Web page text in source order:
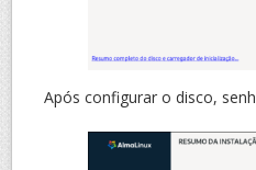
Após configurar o disco,